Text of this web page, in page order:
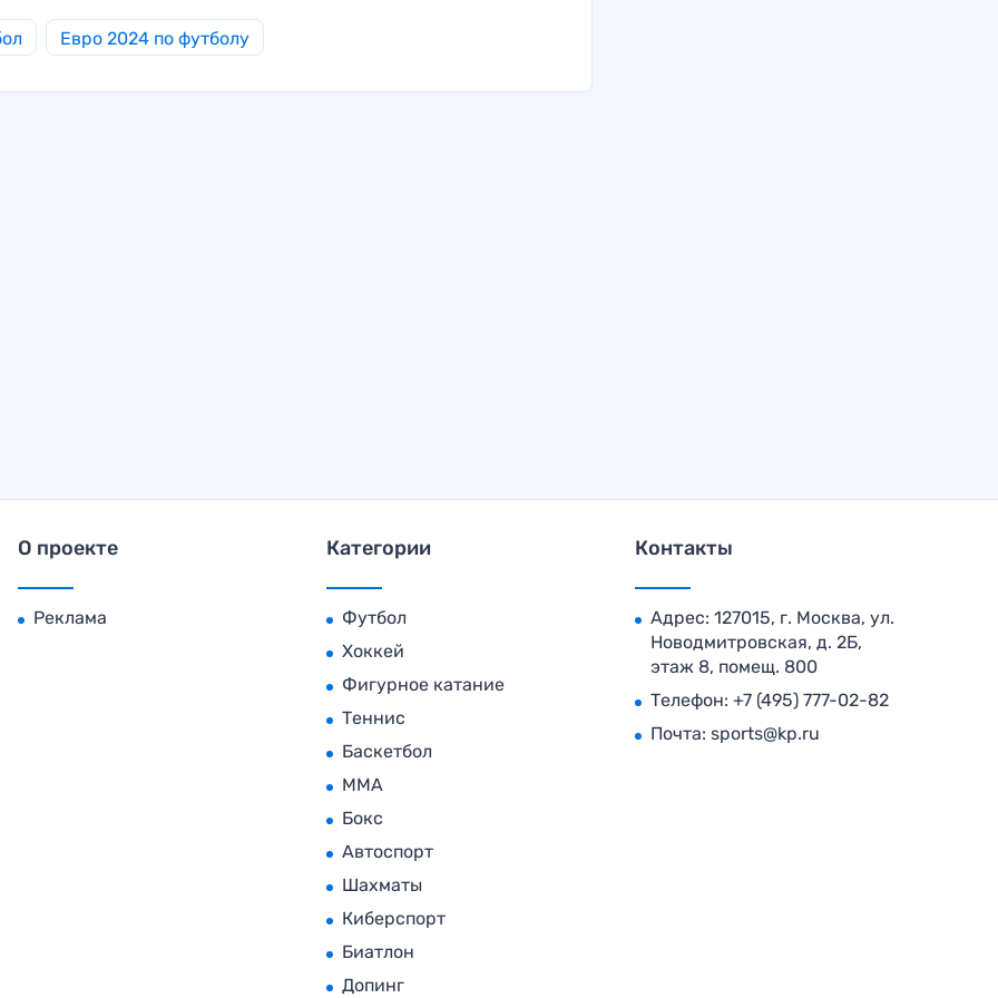
Евро 2024 по футболу
О проекте
Реклама
Категории
Футбол
Хоккей
Фигурное катание
Теннис
Баскетбол
MMA
Бокс
Автоспорт
Шахматы
Киберспорт
Биатлон
Допинг
Контакты
Адрес: 127015, г. Москва, ул.
Новодмитровская, д. 2Б,
этаж 8, помещ. 800
Телефон: +7 (495) 777-02-82
Почта: sports@kp.ru